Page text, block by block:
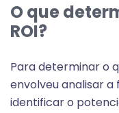
O que
ROI?
Para determinar o
envolveu analisar a
identificar o